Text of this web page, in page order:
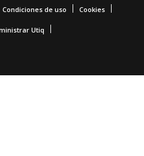
Condiciones de uso Cookies
Utiq